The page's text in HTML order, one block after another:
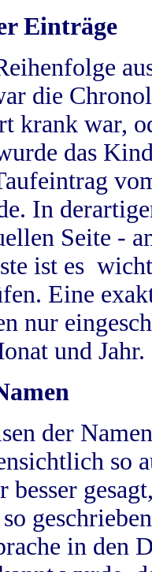
Einträge
die
krank war,
das
In
Seite -
ist es
Eine
nur
und Jahr.
der
so
besser
in